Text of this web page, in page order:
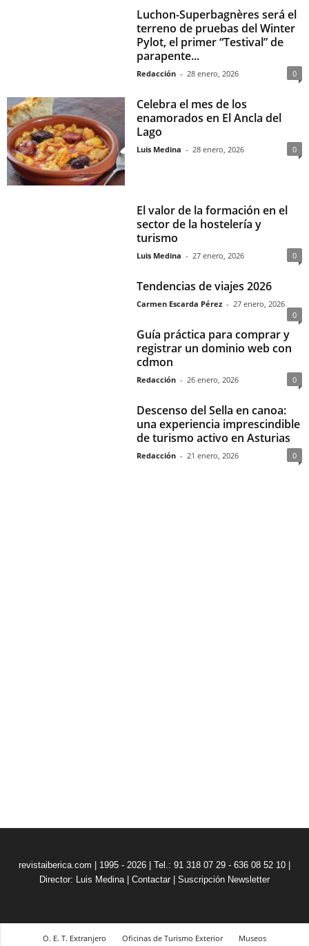
Luchon-Superbagnères será el
terreno de pruebas del Winter
Pylot, el primer “Testival” de
parapente...
Redacción - 28 enero, 2026 0
Celebra el mes de los
enamorados en El Ancla del
Lago
Luis Medina - 28 enero, 2026 0
El valor de la formación en el
sector de la hostelería y
turismo
Luis Medina - 27 enero, 2026 0
Tendencias de viajes 2026
Carmen Escarda Pérez - 27 enero, 2026
0
Guía práctica para comprar y
registrar un dominio web con
cdmon
Redacción - 26 enero, 2026 0
Descenso del Sella en canoa:
una experiencia imprescindible
de turismo activo en Asturias
Redacción - 21 enero, 2026 0
revistaiberica.com | 1995 - 2026 | Tel.: 91 318 07 29 - 636 08 52 10 |
Director: Luis Medina| Contactar Suscripción Newsletter
O. E. T. Extranjero Oficinas de Turismo Exterior Museos